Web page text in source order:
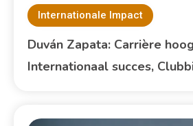
Internationale Impact
Duván Zapata: Carrière
Internationaal succes,